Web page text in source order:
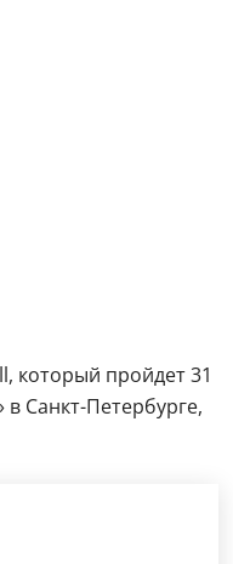
который пройдет 31
в Санкт-Петербурге,